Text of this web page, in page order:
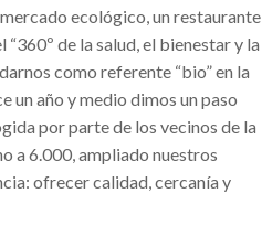
ecológico, un restaurante
de la salud, el bienestar y la
como referente “bio” en la
un año y medio dimos un paso
por parte de los vecinos de la
a 6.000, ampliado nuestros
ofrecer calidad, cercanía y